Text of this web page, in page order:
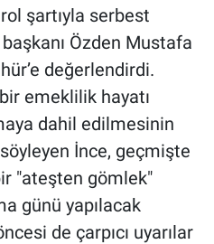
şartıyla serbest
Özden Mustafa
değerlendirdi.
emeklilik hayatı
dahil edilmesinin
söyleyen İnce, geçmişte
"ateşten gömlek"
günü yapılacak
de çarpıcı uyarılar